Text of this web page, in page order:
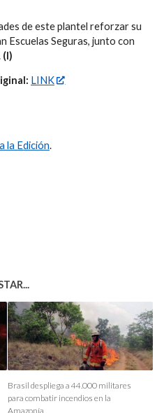
de este plantel reforzar su
Escuelas Seguras, junto con
(I)
LINK
la Edición.
Brasil despliega a 44.000 militares
para combatir incendios en la
Amazonía